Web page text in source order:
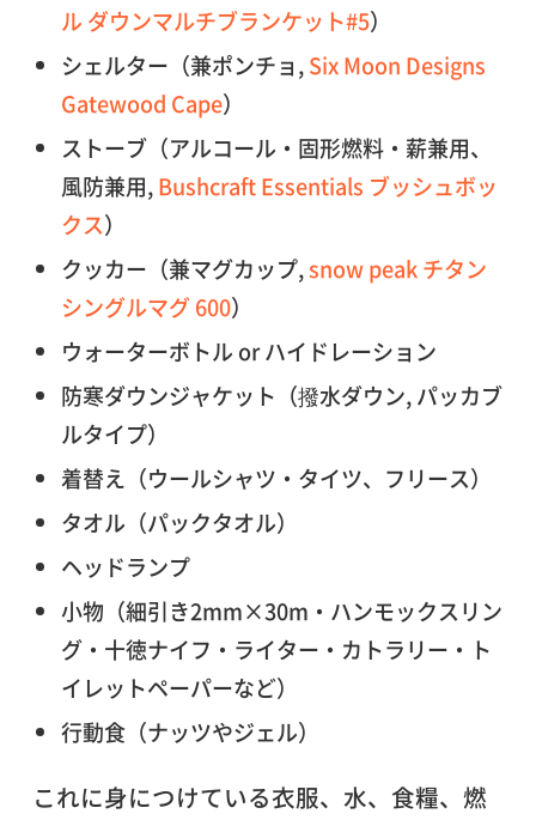
ル ダウンマルチブランケット#5）
シェルター（兼ポンチョ,Six Moon Designs
Gatewood Cape）
ストーブ（アルコール・固形燃料・薪兼用、
風防兼用,Bushcraft Essentials ブッシュボッ
クス）
クッカー（兼マグカップ,snow peak チタン
シングルマグ 600）
ウォーターボトル or ハイドレーション
防寒ダウンジャケット（撥水ダウン, パッカブ
ルタイプ）
着替え（ウールシャツ・タイツ、フリース）
タオル（パックタオル）
ヘッドランプ
小物（細引き2mm×30m・ハンモックスリン
グ・十徳ナイフ・ライター・カトラリー・ト
イレットペーパーなど）
行動食（ナッツやジェル）
これに身につけている衣服、水、食糧、燃